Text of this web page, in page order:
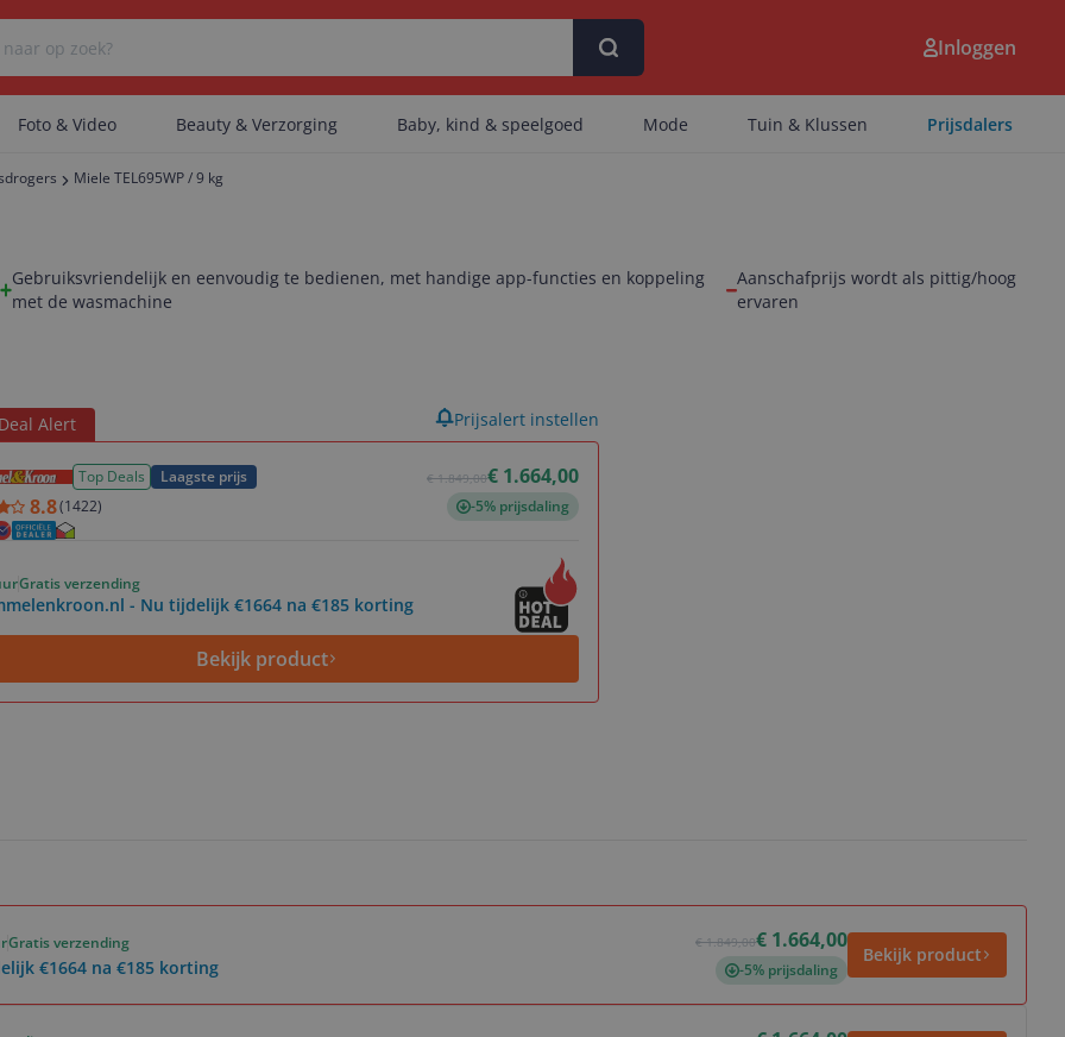
Er zijn geen producten gevonden.
Er zijn geen artikelen gevonden.
Inloggen
Foto & Video Beauty & Verzorging Baby, kind & speelgoed Mode Tuin & Klussen Prijsdalers
Miele TEL695WP / 9 kg
Gebruiksvriendelijk en eenvoudig te bedienen, met handige app-functies en koppeling
met de wasmachine
Aanschafprijs wordt als pittig/hoog
ervaren
Alert
Top Deals Laagste prijs € 1.849,00€ 1.664,00
8.8(1422) -5% prijsdaling
Gratis verzending
- Nu tijdelijk €1664 na €185 korting
Bekijk product
Prijsalert instellen
Gratis verzending
€1664 na €185 korting
€ 1.849,00€ 1.664,00
-5% prijsdaling
Bekijk product